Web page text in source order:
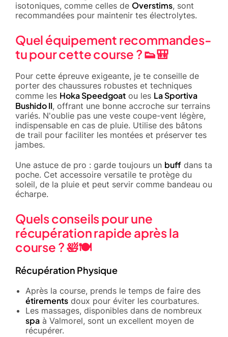
isotoniques, comme celles de Overstims, sont
recommandées pour maintenir tes électrolytes.
Quel équipement recommandes-
tu pour cette course ? 👟🎒
Pour cette épreuve exigeante, je te conseille de
porter des chaussures robustes et techniques
comme les Hoka Speedgoat ou les La Sportiva
Bushido II, offrant une bonne accroche sur terrains
variés. N'oublie pas une veste coupe-vent légère,
indispensable en cas de pluie. Utilise des bâtons
de trail pour faciliter les montées et préserver tes
jambes.
Une astuce de pro : garde toujours un buff dans ta
poche. Cet accessoire versatile te protège du
soleil, de la pluie et peut servir comme bandeau ou
écharpe.
Quels conseils pour une
récupération rapide après la
course ? 🛀🍽️
Récupération Physique
Après la course, prends le temps de faire des
étirements doux pour éviter les courbatures.
Les massages, disponibles dans de nombreux
spa à Valmorel, sont un excellent moyen de
récupérer.